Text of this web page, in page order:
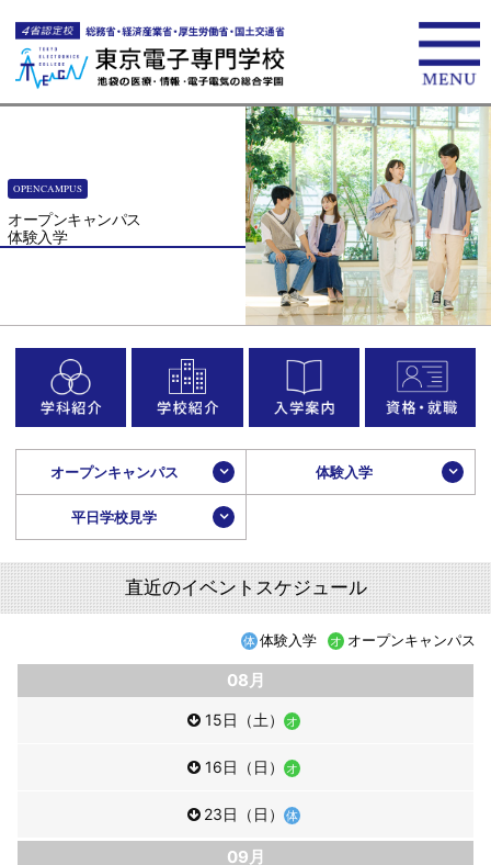
OPENCAMPUS
オープンキャンパス
体験入学
オープンキャンパス 体験入学
平日学校見学
直近のイベントスケジュール
体験入学 オープンキャンパス
08月
15日（土）
16日（日）
23日（日）
09月